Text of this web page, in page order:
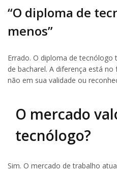
“O diploma de
menos”
Errado. O diploma de
de bacharel. A diferença está
não em sua validade ou
O mercado
tecnólogo?
Sim. O mercado de trabalho